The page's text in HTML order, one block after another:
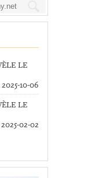
LE
2025-10-06
LE
2025-02-02